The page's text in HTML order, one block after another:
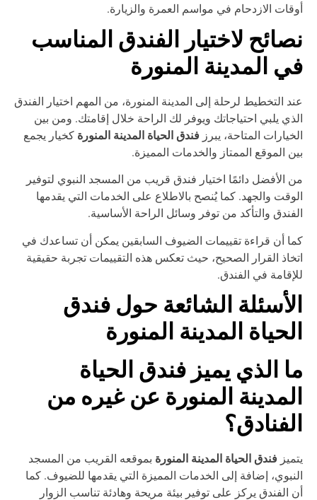
الازدحام في مواسم العمرة والزيارة.
لاختيار الفندق المناسب
المدينة المنورة
التخطيط لرحلة إلى المدينة المنورة، من المهم اختيار الفندق
يلبي احتياجاتك ويوفر لك الراحة خلال إقامتك. ومن بين
المتاحة، يبرزفندق الحياة المدينة المنورةكخيار يجمع
الموقع الممتاز والخدمات المميزة.
الأفضل دائمًا اختيار فندق قريب من المسجد النبوي لتوفير
والجهد. كما يُنصح بالاطلاع على الخدمات التي يقدمها
والتأكد من توفر وسائل الراحة الأساسية.
أن قراءة تقييمات الضيوف السابقين يمكن أن تساعدك في
القرار الصحيح، حيث تعكس هذه التقييمات تجربة حقيقية
في الفندق.
الشائعة حول فندق
المدينة المنورة
الذي يميز فندق الحياة
المنورة عن غيره من
فندق الحياة المدينة المنورةبموقعه القريب من المسجد
إضافة إلى الخدمات المميزة التي يقدمها للضيوف. كما
الفندق يركز على توفير بيئة مريحة وهادئة تناسب الزوار